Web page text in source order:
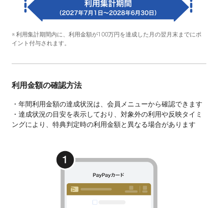
※ 利用集計期間内に、利用金額が100万円を達成した月の翌月末までにポ
イント付与されます。
利用金額の確認方法
・年間利用金額の達成状況は、会員メニューから確認できます
・達成状況の目安を表示しており、対象外の利用や反映タイミ
ングにより、特典判定時の利用金額と異なる場合があります